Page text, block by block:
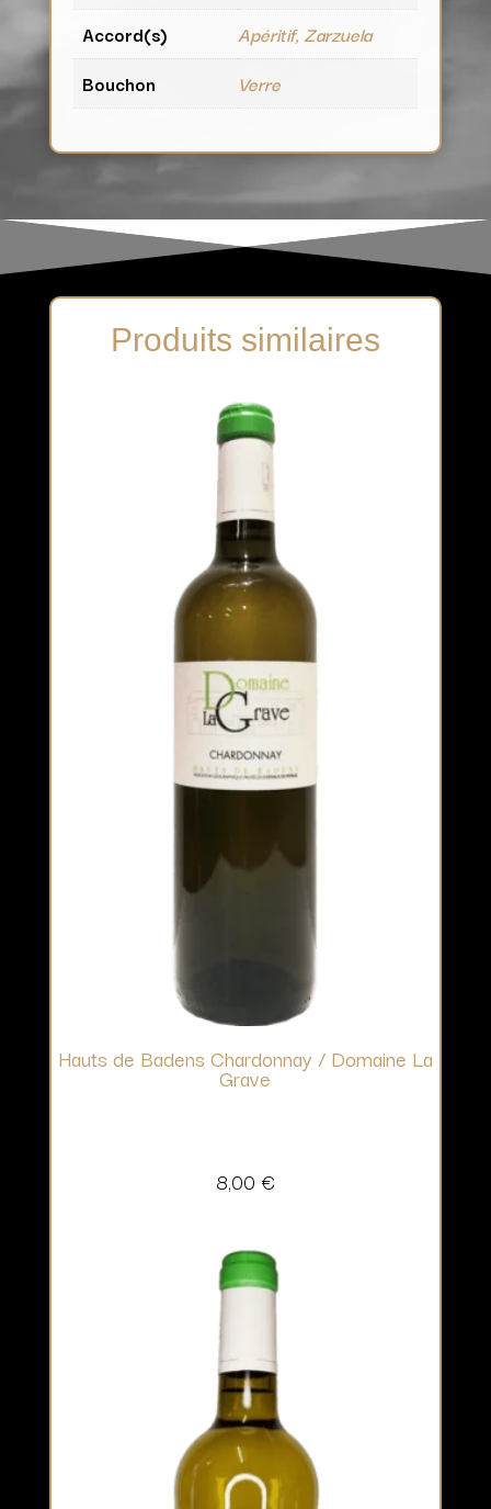
Accord(s)
Apéritif, Zarzuela
Bouchon
Verre
Produits similaires
Hauts de Badens Chardonnay / Domaine La
Grave
8,00 €